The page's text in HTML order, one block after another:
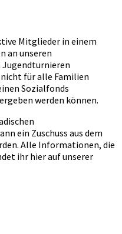
Mitglieder in einem
an unseren
für alle Familien
Sozialfonds
werden können.
ein Zuschuss aus dem
Alle Informationen, die
ihr hier auf unserer